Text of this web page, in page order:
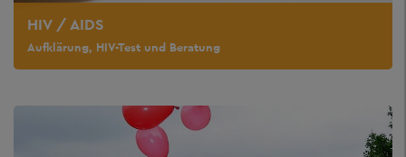
HIV / AIDS
Aufklärung, HIV-Test und Beratung